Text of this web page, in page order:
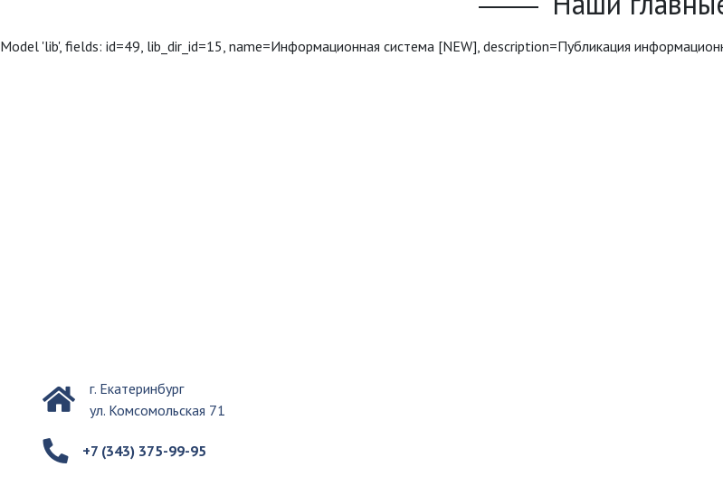
Model 'lib', fields: id=49, lib_dir_id=15, name=Информационная система [NEW], description=Публикация
г. Екатеринбург
ул. Комсомольская 71
+7 (343) 375-99-95